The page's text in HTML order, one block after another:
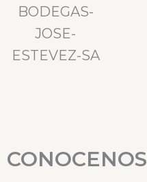
CONOCENOS